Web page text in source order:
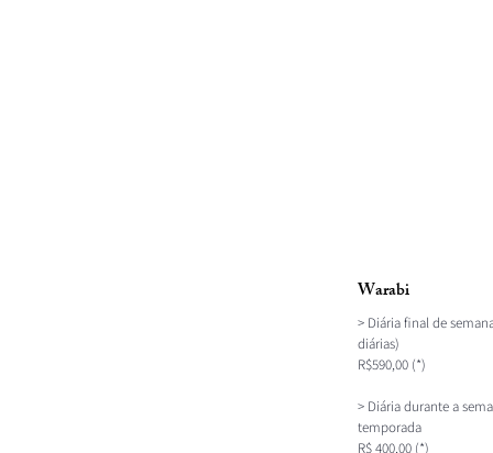
Warabi
> Diária final de
diárias)
R$590,00 (*)
> Diária durante a
temporada
R$ 400,00 (*)